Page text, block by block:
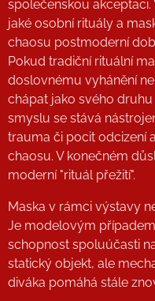
společenskou
jaké osobní rituály a
chaosu postmoderní
Pokud tradiční rituální
doslovnému vyhánění
chápat jako svého
smyslu se stává
trauma či pocit odcizení
chaosu. V konečném
moderní "rituál přežití".
Maska v rámci výstavy
Je modelovým
schopnost spoluúčasti
statický objekt, ale
diváka pomáhá stále